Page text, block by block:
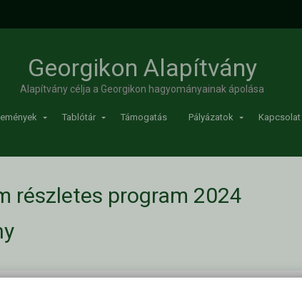
Georgikon Alapítvány
Alapítvány célja a Georgikon hagyományainak ápolása
Tablótár Támogatás Pályázatok Kapcsolat
részletes program 2024